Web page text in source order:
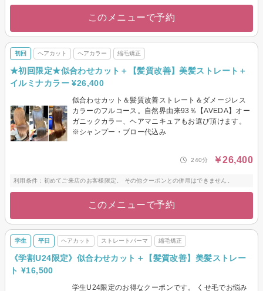
このメニューで予約
初回 ヘアカット ヘアカラー 縮毛矯正
★初回限定★似合わせカット＋【髪質改善】美髪ストレート＋
イルミナカラー ¥26,400
似合わせカット＆髪質改善ストレート＆ダメージレス
カラーのフルコース。自然界由来93％【AVEDA】オー
ガニックカラー、ヘアマニキュアもお選び頂けます。
※シャンプー・ブロー代込み
240分 ￥26,400
利用条件：初めてご来店のお客様限定。 その他クーポンとの併用はできません。
このメニューで予約
学生 平日 ヘアカット ストレートパーマ 縮毛矯正
《学割U24限定》似合わせカット＋【髪質改善】美髪ストレー
ト ¥16,500
学生U24限定のお得なクーポンです。 くせ毛でお悩み